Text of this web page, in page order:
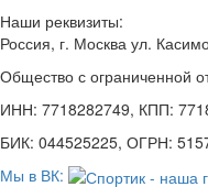
Наши реквизиты:
Россия, г. Москва ул.
Общество с ограниченной
ИНН: 7718282749, КПП:
БИК: 044525225, ОГРН:
Мы в ВК: